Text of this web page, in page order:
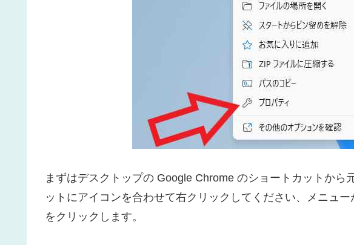
まずはデスクトップの Google Chrome のショートカットから
ットにアイコンを合わせて右クリックしてください、メニュー
をクリックします。